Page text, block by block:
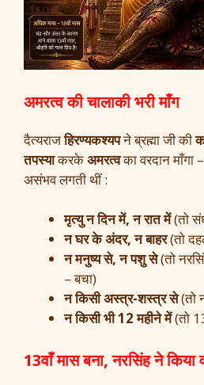
अमरत्व की चालाकी भरी माँग
दैत्यराजहिरण्यकश्यपने ब्रह्मा जी की
तपस्याकरकेअमरत्वका वरदान माँगा
असंभव लगती थीं :
मृत्यु न दिन में, न रात में(तो
न घर के अंदर, न बाहर(तो
न मनुष्य से, न पशु से(तो
– बचा)
न किसी अस्त्र-शस्त्र से(तो
न किसी भी 12 महीने में(तो
13वाँ मास बना, नरसिंह ने किया